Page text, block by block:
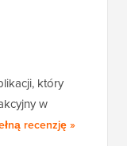
który
w
recenzję»